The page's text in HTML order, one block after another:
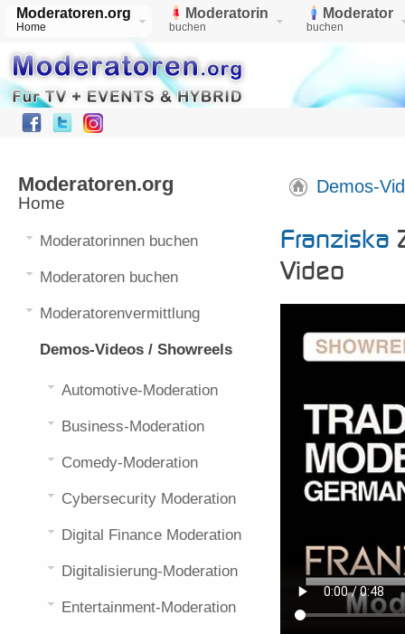
Moderatoren.org
Home
Moderatorin
buchen
Moderator
buchen
Demos-
Franziska
Video
Moderatoren.org
Home
Moderatorinnen buchen
Moderatoren buchen
Moderatorenvermittlung
Demos-Videos / Showreels
Automotive-Moderation
Business-Moderation
Comedy-Moderation
Cybersecurity Moderation
Digital Finance Moderation
Digitalisierung-Moderation
Entertainment-Moderation